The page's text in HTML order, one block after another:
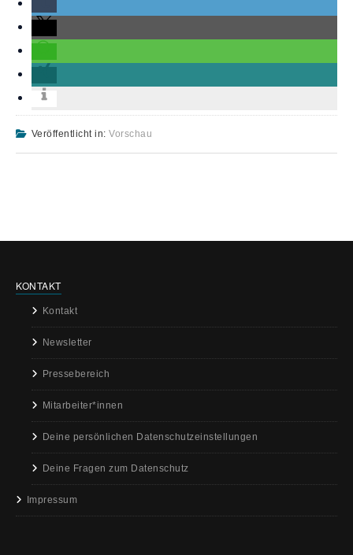
Veröffentlicht in: Vorschau
KONTAKT
Kontakt
Newsletter
Pressebereich
Mitarbeiter*innen
Deine persönlichen Datenschutzeinstellungen
Deine Fragen zum Datenschutz
Impressum